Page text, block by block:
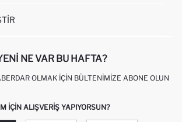
NE VAR BU HAFTA?
OLMAK İÇIN BÜLTENIMIZE ABONE OLUN
IÇIN ALIŞVERIŞ YAPIYORSUN?